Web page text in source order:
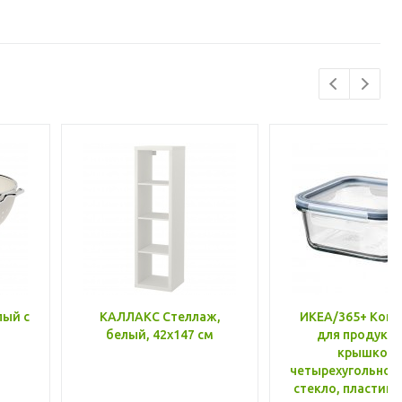
с
КАЛЛАКС Стеллаж,
белый, 42x147 см
ИКЕА/365+
для
крышкой,
стекло, пластик